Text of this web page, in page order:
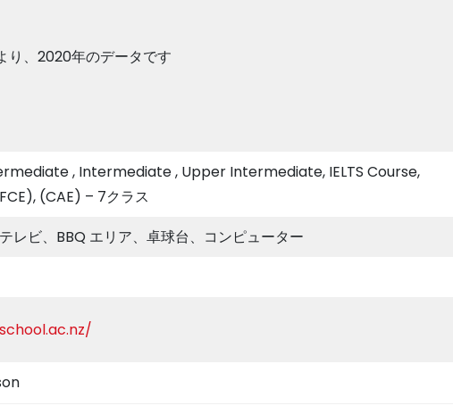
り、2020年のデータです
, Intermediate , Upper Intermediate, IELTS Course,
(CAE) – 7クラス
レビ、BBQ エリア、卓球台、コンピューター